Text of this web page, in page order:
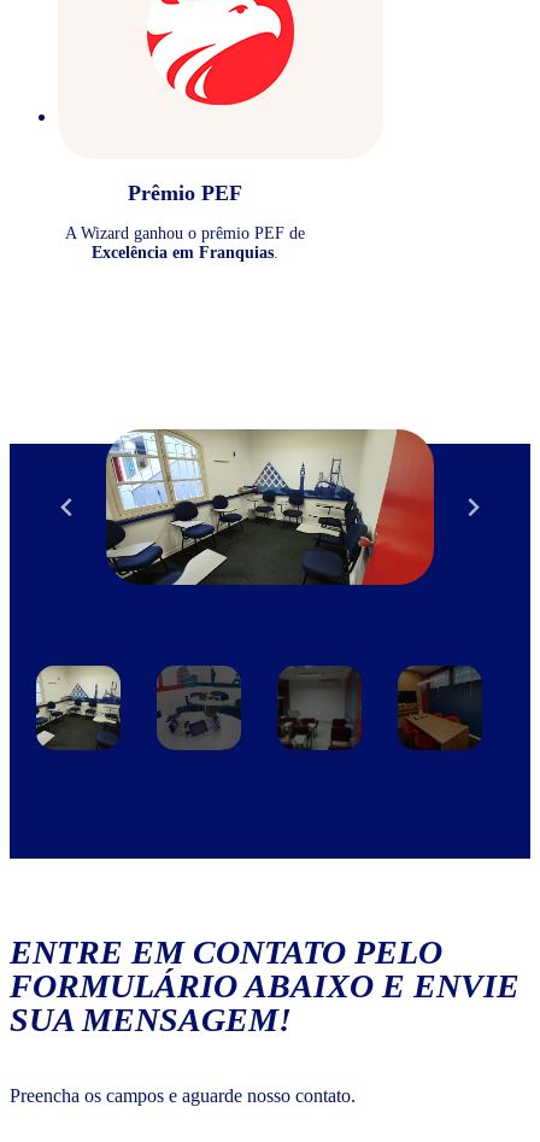
Prêmio PEF
A Wizard ganhou o prêmio PEF de
Excelência em Franquias.
ENTRE EM CONTATO PELO
FORMULÁRIO ABAIXO E ENVIE
SUA MENSAGEM!
Preencha os campos e aguarde nosso contato.